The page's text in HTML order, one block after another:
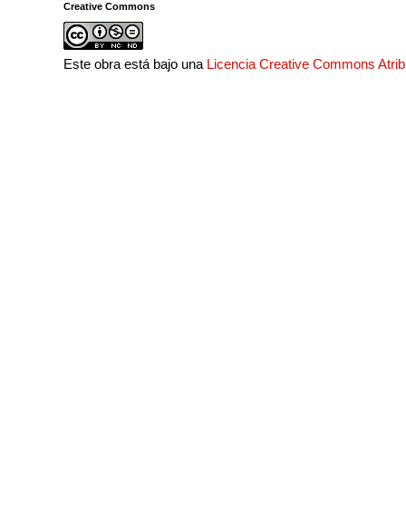
Creative Commons
Este obra está bajo una Licencia Creative Commons